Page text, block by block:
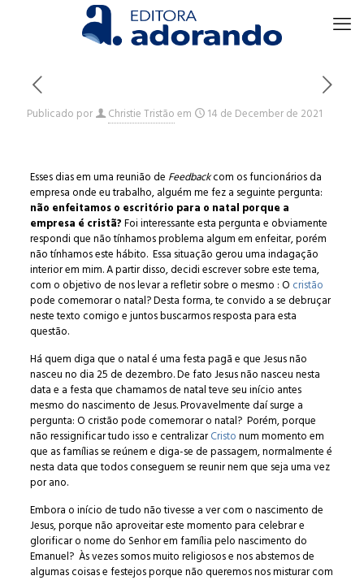
Publicado por Christie Tristãoem 14 de December de 2021
Esses dias em uma reunião de Feedbackcom os funcionários da
empresa onde eu trabalho, alguém me fez a seguinte pergunta:
não enfeitamos o escritório para o natal porque a
empresa é cristã?Foi interessante esta pergunta e obviamente
respondi que não tínhamos problema algum em enfeitar, porém
não tínhamos este hábito. Essa situação gerou uma indagação
interior em mim. A partir disso, decidi escrever sobre este tema,
com o objetivo de nos levar a refletir sobre o mesmo : O cristão
pode comemorar o natal? Desta forma, te convido a se debruçar
neste texto comigo e juntos buscarmos resposta para esta
questão.
Há quem diga que o natal é uma festa pagã e que Jesus não
nasceu no dia 25 de dezembro. De fato Jesus não nasceu nesta
data e a festa que chamamos de natal teve seu início antes
mesmo do nascimento de Jesus. Provavelmente daí surge a
pergunta: O cristão pode comemorar o natal? Porém, porque
não ressignificar tudo isso e centralizarCristonum momento em
que as famílias se reúnem e diga-se de passagem, normalmente é
nesta data que todos conseguem se reunir nem que seja uma vez
por ano.
Embora o início de tudo não tivesse a ver com o nascimento de
Jesus, porque não aproveitar este momento para celebrar e
glorificar o nome do Senhor em família pelo nascimento do
Emanuel? Às vezes somos muito religiosos e nos abstemos de
algumas coisas e festejos porque não queremos nos misturar com